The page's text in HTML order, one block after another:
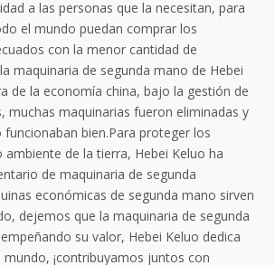
a las personas que la necesitan, para
el mundo puedan comprar los
con la menor cantidad de
maquinaria de segunda mano de Hebei
de la economía china, bajo la gestión de
muchas maquinarias fueron eliminadas y
funcionaban bien.Para proteger los
de la tierra, Hebei Keluo ha
de maquinaria de segunda
económicas de segunda mano sirven
dejemos que la maquinaria de segunda
su valor, Hebei Keluo dedica
¡contribuyamos juntos con